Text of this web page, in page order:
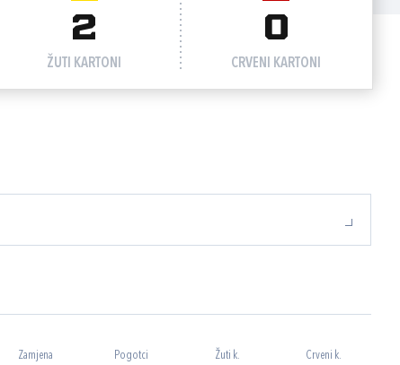
2
ŽUTI KARTONI
0
CRVENI KARTONI
Zamjena Pogotci Žuti k. Crveni k.